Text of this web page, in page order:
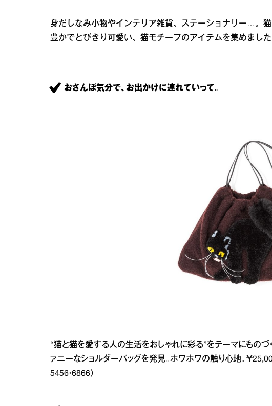
身だしなみ小物やインテリア雑貨、ステーショナリー…。
豊かでとびきり可愛い、猫モチーフのアイテムを集めました
おさんぽ気分で、お出かけに連れていって。
“猫と猫を愛する人の生活をおしゃれに彩る”をテーマにものづ
ァニーなショルダーバッグを発見。ホワホワの触り心地。￥
5456・6866）